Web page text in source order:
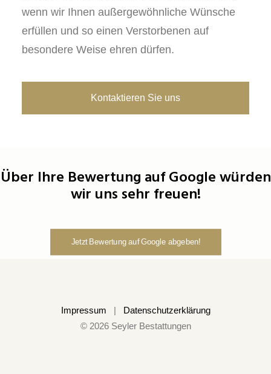
wenn wir Ihnen außergewöhnliche Wünsche
erfüllen und so einen Verstorbenen auf
besondere Weise ehren dürfen.
Kontaktieren Sie uns
Über Ihre Bewertung auf Google würden
wir uns sehr freuen!
Jetzt Bewertung auf Google abgeben!
Impressum | Datenschutzerklärung
© 2026 Seyler Bestattungen